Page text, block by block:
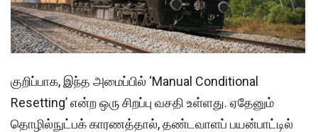
குறிப்பாக, இந்த அமைப்பில் ‘Manual Conditional
Resetting’ என்ற ஒரு சிறப்பு வசதி உள்ளது. ஏதேனும்
தொழில்நுட்பக் காரணத்தால், தண்டவாளப் பயன்பாட்டில்